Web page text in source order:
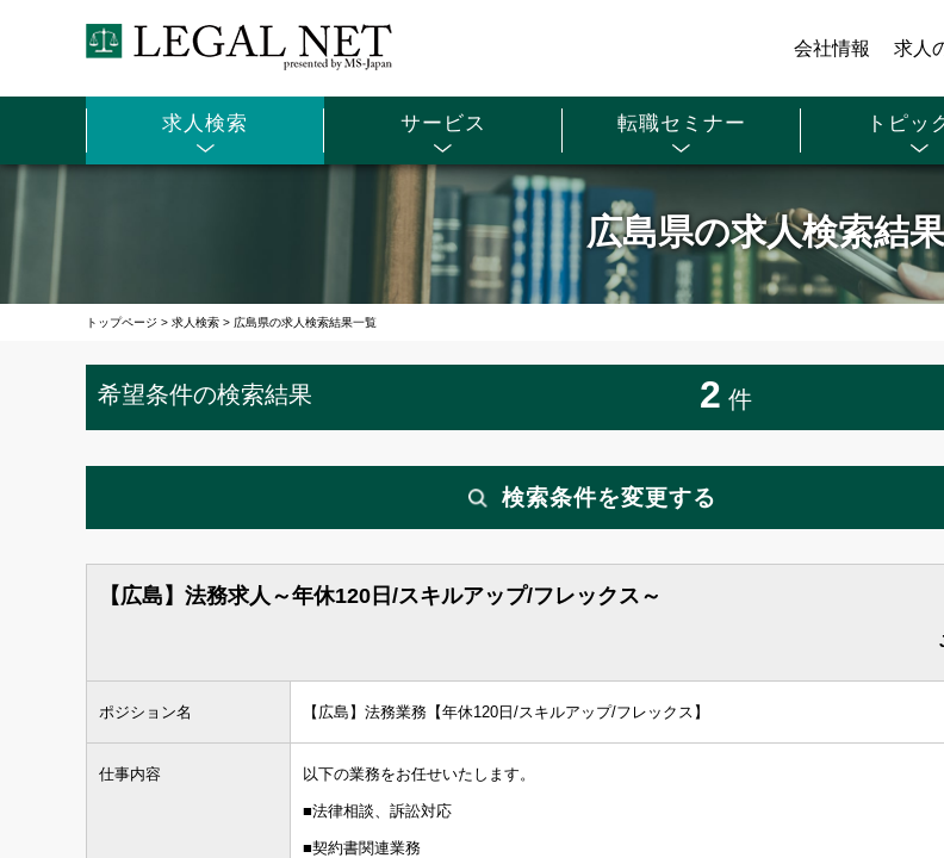
会社情報 求人
求人検索 サービス 転職セミナー トピッ
広島県の求人検索結
トップページ > 求人検索 > 広島県の求人検索結果一覧
希望条件の検索結果 2 件
検索条件を変更する
企業求人で探す
【広島】法務求人～年休120日/スキルアップ/フレックス～
ポジション名 【広島】法務業務【年休120日/スキルアップ/フレックス】
仕事内容 以下の業務をお任せいたします。
■法律相談、訴訟対応
■契約書関連業務